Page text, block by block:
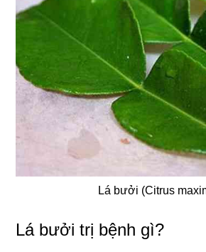
Lá bưởi (Citrus
Lá bưởi trị bệnh gì?